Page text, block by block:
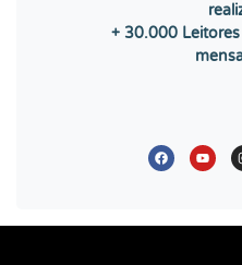
+ 30.000 Leitores